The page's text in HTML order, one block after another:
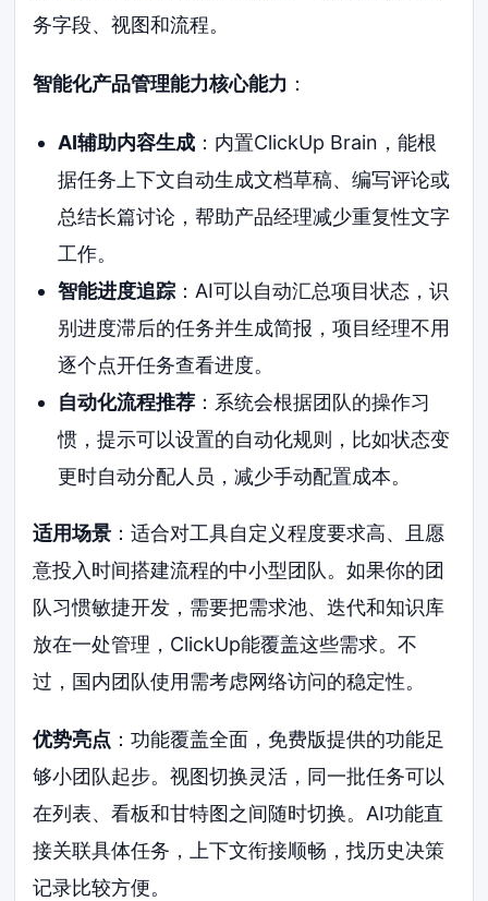
务字段、视图和流程。
智能化产品管理能力核心能力 ：
AI辅助内容生成：内置ClickUp Brain，能根
据任务上下文自动生成文档草稿、编写评论或
总结长篇讨论，帮助产品经理减少重复性文字
工作。
智能进度追踪：AI可以自动汇总项目状态，识
别进度滞后的任务并生成简报，项目经理不用
逐个点开任务查看进度。
自动化流程推荐：系统会根据团队的操作习
惯，提示可以设置的自动化规则，比如状态变
更时自动分配人员，减少手动配置成本。
适用场景 ：适合对工具自定义程度要求高、且愿
意投入时间搭建流程的中小型团队。如果你的团
队习惯敏捷开发，需要把需求池、迭代和知识库
放在一处管理，ClickUp能覆盖这些需求。不
过，国内团队使用需考虑网络访问的稳定性。
优势亮点 ：功能覆盖全面，免费版提供的功能足
够小团队起步。视图切换灵活，同一批任务可以
在列表、看板和甘特图之间随时切换。AI功能直
接关联具体任务，上下文衔接顺畅，找历史决策
记录比较方便。